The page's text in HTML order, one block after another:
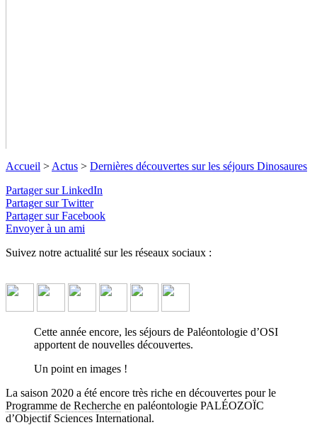
Dernières découvertes sur les séjours
lot annuel de découvertes.↓ Lire le descriptif détaillé plus bas ↓
Accueil > Actus > Dernières découvertes sur les séjours Dinosaures
Partager sur LinkedIn
Partager sur Twitter
Partager sur Facebook
Envoyer à un ami
Suivez notre actualité sur les réseaux sociaux :
Cette année encore, les séjours de Paléontologie d’OSI
apportent de nouvelles découvertes.
Un point en images !
La saison 2020 a été encore très riche en découvertes pour le
Programme de Recherche en paléontologie PALÉOZOÏC
d’Objectif Sciences International.